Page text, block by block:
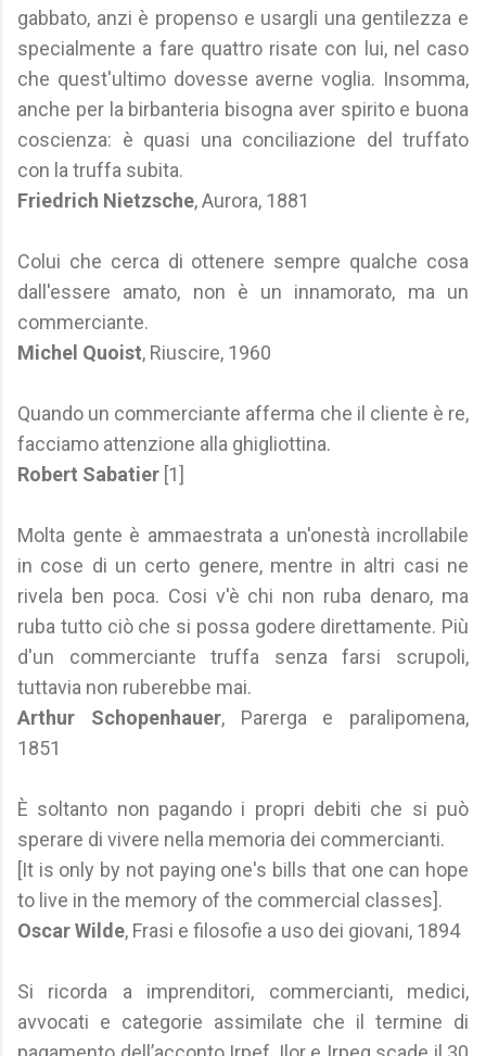
gabbato, anzi è propenso e usargli una gentilezza e
specialmente a fare quattro risate con lui, nel caso
che quest'ultimo dovesse averne voglia. Insomma,
anche per la birbanteria bisogna aver spirito e buona
coscienza: è quasi una conciliazione del truffato
con la truffa subita.
Friedrich Nietzsche, Aurora, 1881
Colui che cerca di ottenere sempre qualche cosa
dall'essere amato, non è un innamorato, ma un
commerciante.
Michel Quoist, Riuscire, 1960
Quando un commerciante afferma che il cliente è re,
facciamo attenzione alla ghigliottina.
Robert Sabatier [1]
Molta gente è ammaestrata a un'onestà incrollabile
in cose di un certo genere, mentre in altri casi ne
rivela ben poca. Cosi v'è chi non ruba denaro, ma
ruba tutto ciò che si possa godere direttamente. Più
d'un commerciante truffa senza farsi scrupoli,
tuttavia non ruberebbe mai.
Arthur Schopenhauer, Parerga e paralipomena,
1851
È soltanto non pagando i propri debiti che si può
sperare di vivere nella memoria dei commercianti.
[It is only by not paying one's bills that one can hope
to live in the memory of the commercial classes].
Oscar Wilde, Frasi e filosofie a uso dei giovani, 1894
Si ricorda a imprenditori, commercianti, medici,
avvocati e categorie assimilate che il termine di